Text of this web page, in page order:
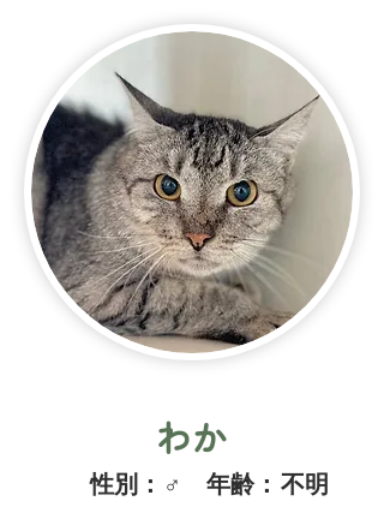
わか
​性別： ♂ ​年齢： 不明